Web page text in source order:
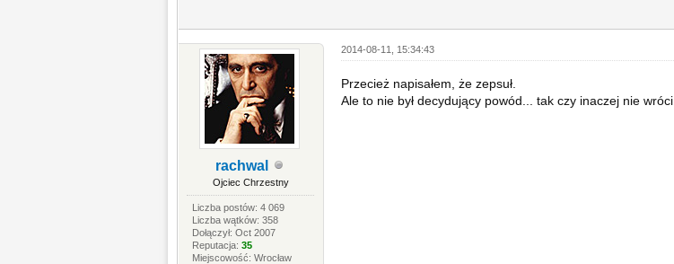
rachwal
Ojciec Chrzestny
Liczba postów: 4 069
Liczba wątków: 358
Dołączył: Oct 2007
Reputacja:35
Miejscowość: Wrocław
2014-08-11, 15:34:43
Przecież napisałem, że zepsuł.
Ale to nie był decydujący powód... tak czy inaczej nie wróci.